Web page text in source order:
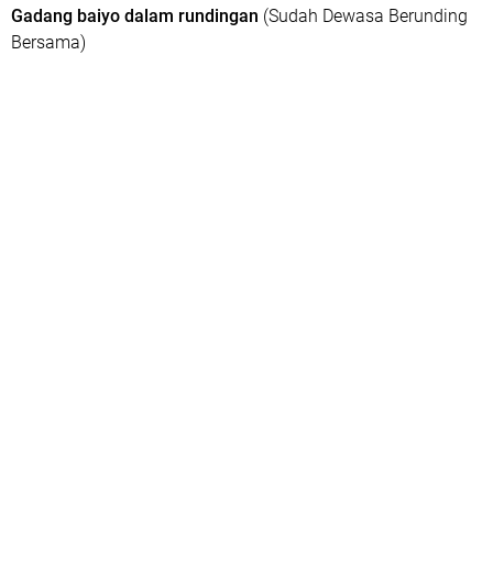
Gadang baiyo dalam rundingan (Sudah Dewasa Berunding
Bersama)